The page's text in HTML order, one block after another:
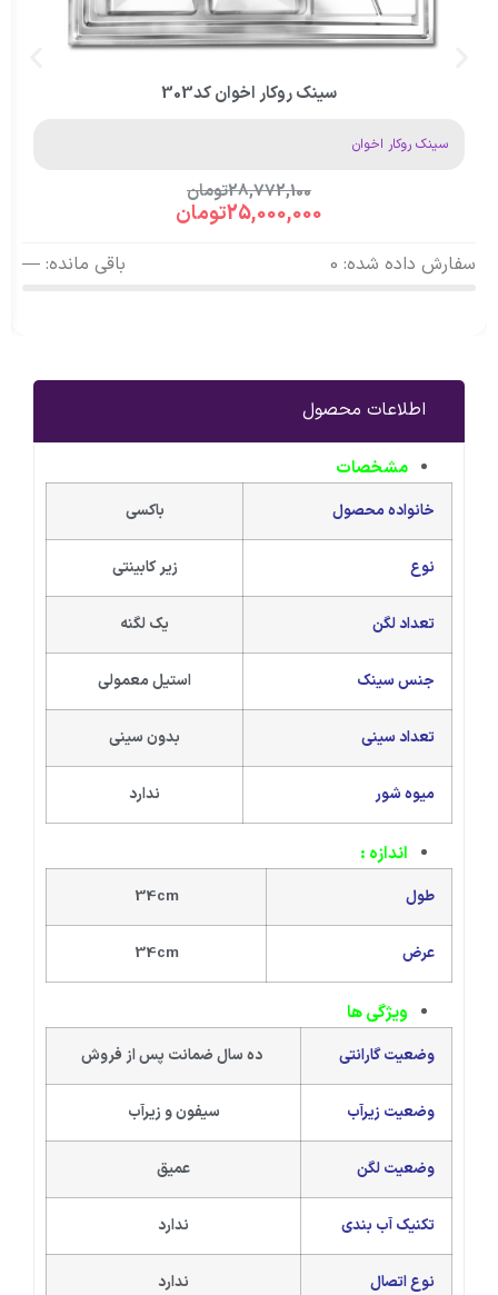
سینک روکار اخوان کد303
سینک روکار اخوان
28,772,100تومان
25,000,000تومان
سفارش داده شده: 0 باقی مانده: —
اطلاعات محصول
مشخصات
خانواده محصول باکسی
نوع زیر کابینتی
تعداد لگن یک لگنه
جنس سینک استیل معمولی
تعداد سینی بدون سینی
میوه شور ندارد
اندازه :
طول 34cm
عرض 34cm
ویژگی ها
وضعیت گارانتی ده سال ضمانت پس از فروش
وضعیت زیرآب سیفون و زیرآب
وضعیت لگن عمیق
تکنیک آب بندی ندارد
نوع اتصال ندارد